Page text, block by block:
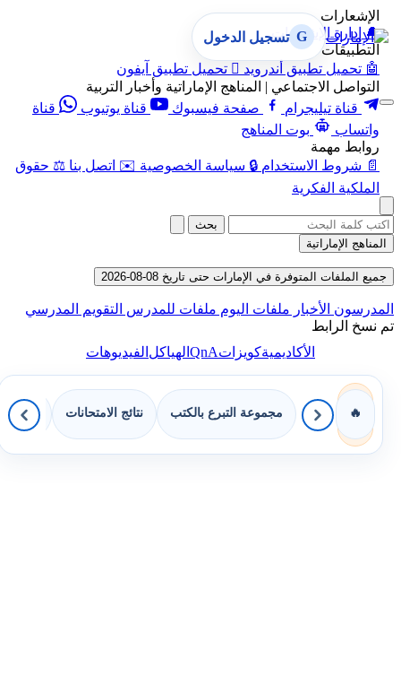
الإشعارات
🔔 إدارة الإشعارات
التطبيقات
🤖 تحميل تطبيق أندرويد  تحميل تطبيق آيفون
التواصل الاجتماعي | المناهج الإماراتية وأخبار التربية
قناة تيليجرام
صفحة فيسبوك قناة يوتيوب
قناة
واتساب
بوت المناهج
روابط مهمة
📄 شروط الاستخدام 🔒 سياسة الخصوصية ✉️ اتصل بنا ⚖️ حقوق
الملكية الفكرية
G تسجيل الدخول
بحث
المناهج الإماراتية
جميع الملفات المتوفرة في الإمارات حتى تاريخ 08-08-2026
المدرسون الأخبار ملفات اليوم ملفات للمدرس التقويم المدرسي
تم نسخ الرابط
الأكاديميةكويزاتQnAالهياكلالفيديوهات
🔥 مجموعة التبرع بالكتب نتائج الامتحانات